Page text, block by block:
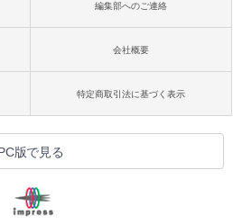
編集部へのご連絡
会社概要
特定商取引法に基づく表示
版で見る